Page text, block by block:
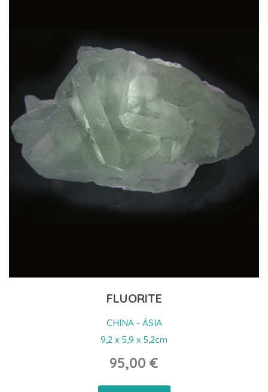
FLUORITE
CHINA - ÁSIA
9,2 x 5,9 x 5,2cm
95,00 €